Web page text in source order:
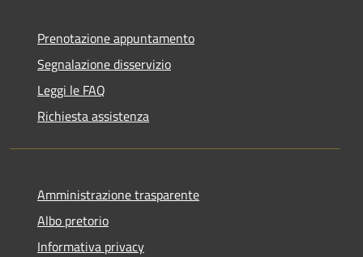
Prenotazione appuntamento
Segnalazione disservizio
Leggi le FAQ
Richiesta assistenza
Amministrazione trasparente
Albo pretorio
Informativa privacy